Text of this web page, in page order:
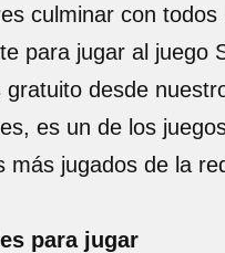
culminar con todos
para jugar al juego
gratuito desde
es un de los
más jugados de la
para jugar